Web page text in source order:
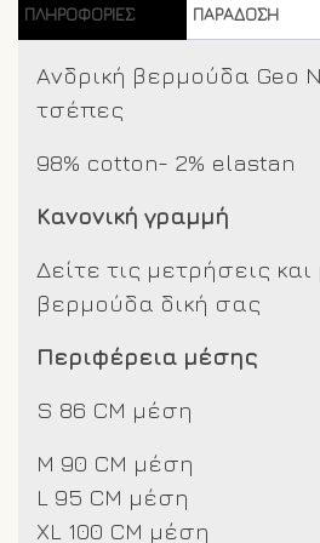
ΠΛΗΡΟΦΟΡΊΕΣ
ΠΑΡΑΔΟΣΗ
Ανδρική βερμούδα Geo
τσέπες
98% cotton- 2% elastan
Κανονική γραμμή
Δείτε τις μετρήσεις
βερμούδα δική σας
Περιφέρεια μέσης
S 86 CM μέση
M 90 CM μέση
L 95 CM μέση
XL 100 CM μέση